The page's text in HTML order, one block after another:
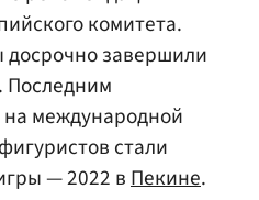
комитета.
досрочно завершили
Последним
международной
стали
— 2022 вПекине.